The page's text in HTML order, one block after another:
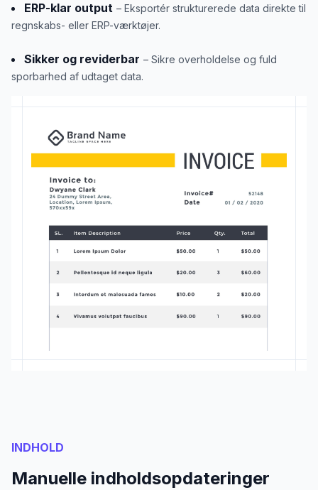
ERP-klar output – Eksportér strukturerede data direkte til
regnskabs- eller ERP-værktøjer.
Sikker og reviderbar – Sikre overholdelse og fuld
sporbarhed af udtaget data.
INDHOLD
Manuelle indholdsopdateringer